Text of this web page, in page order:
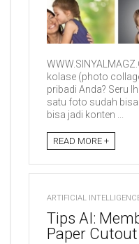
kolase (photo
pribadi Anda? Seru
satu foto sudah bisa
bisa jadi konten ...
READ MORE +
ARTIFICIAL
Tips AI:
Paper